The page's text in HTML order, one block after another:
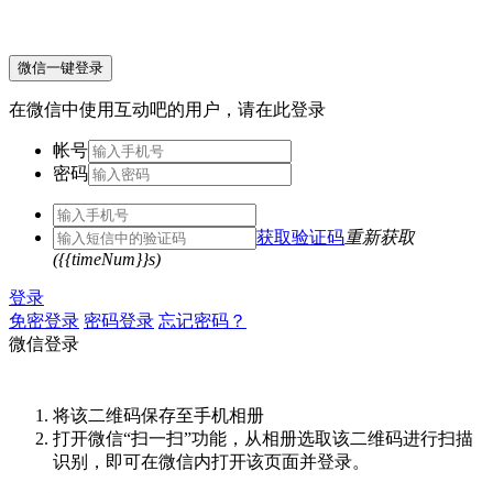
微信一键登录
在微信中使用互动吧的用户，请在此登录
帐号
密码
获取验证码重新获取
({{timeNum}}s)
登录
免密登录 密码登录 忘记密码？
微信登录
将该二维码保存至手机相册
打开微信“扫一扫”功能，从相册选取该二维码进行扫描
识别，即可在微信内打开该页面并登录。